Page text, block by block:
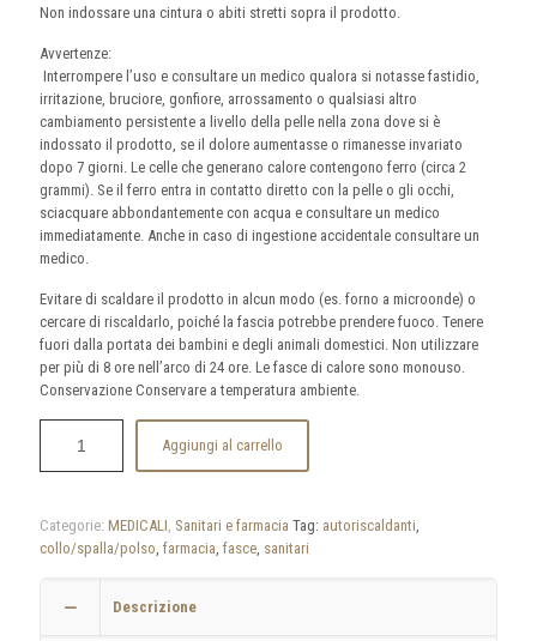
Non indossare una cintura o abiti stretti sopra il prodotto.
Avvertenze:
Interrompere l’uso e consultare un medico qualora si notasse fastidio,
irritazione, bruciore, gonfiore, arrossamento o qualsiasi altro
cambiamento persistente a livello della pelle nella zona dove si è
indossato il prodotto, se il dolore aumentasse o rimanesse invariato
dopo 7 giorni. Le celle che generano calore contengono ferro (circa 2
grammi). Se il ferro entra in contatto diretto con la pelle o gli occhi,
sciacquare abbondantemente con acqua e consultare un medico
immediatamente. Anche in caso di ingestione accidentale consultare un
medico.
Evitare di scaldare il prodotto in alcun modo (es. forno a microonde) o
cercare di riscaldarlo, poiché la fascia potrebbe prendere fuoco. Tenere
fuori dalla portata dei bambini e degli animali domestici. Non utilizzare
per più di 8 ore nell’arco di 24 ore. Le fasce di calore sono monouso.
Conservazione Conservare a temperatura ambiente.
Aggiungi al carrello
Categorie: MEDICALI, Sanitari e farmacia Tag: autoriscaldanti,
collo/spalla/polso, farmacia, fasce, sanitari
Descrizione